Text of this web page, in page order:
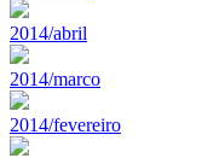
2014/abril
2014/marco
2014/fevereiro